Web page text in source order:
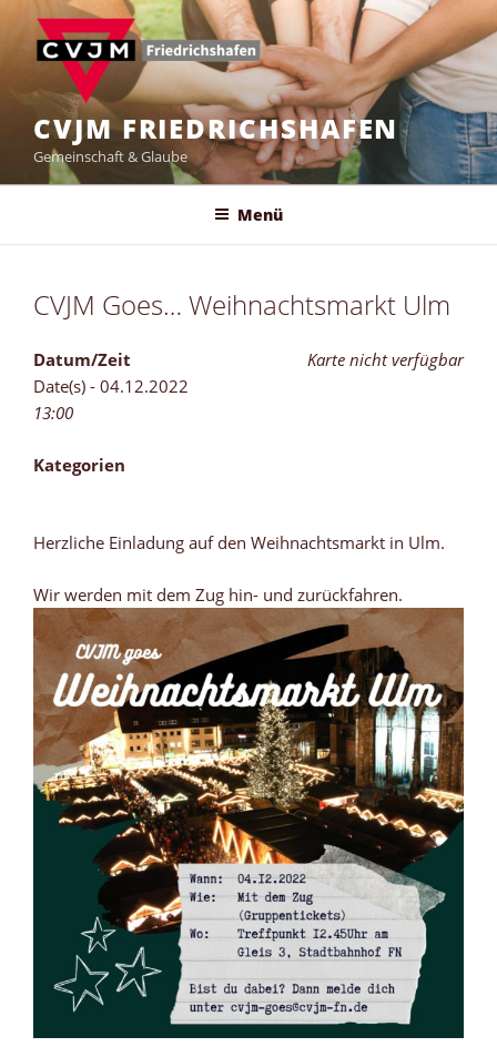
Inhalt
springen
CVJM FRIEDRICHSHAFEN
Gemeinschaft & Glaube
Menü
CVJM Goes… Weihnachtsmarkt Ulm
Karte nicht verfügbar
Datum/Zeit
Date(s) - 04.12.2022
13:00
Kategorien
Herzliche Einladung auf den Weihnachtsmarkt in Ulm.
Wir werden mit dem Zug hin- und zurückfahren.